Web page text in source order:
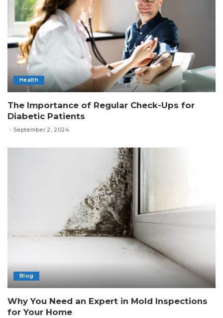
Health
The Importance of Regular Check-Ups for
Diabetic Patients
September 2, 2024
Blog
Why You Need an Expert in Mold Inspections
for Your Home